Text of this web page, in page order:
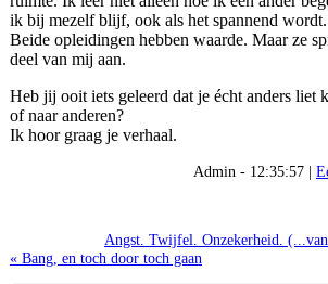
ik bij mezelf blijf, ook als het spannend wordt.
Beide opleidingen hebben waarde. Maar ze
deel van mij aan.
Heb jij ooit iets geleerd dat je écht anders
of naar anderen?
Ik hoor graag je verhaal.
Admin - 12:35:57 |
Angst. Twijfel. Onzekerheid.
« Bang, en toch door toch gaan